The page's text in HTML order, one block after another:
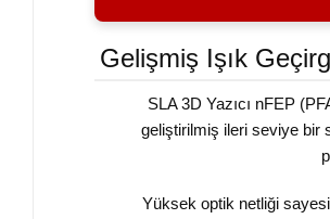
Gelişmiş Işık
SLA 3D Yazıcı nFEP
geliştirilmiş ileri seviye bir
Yüksek optik netliği